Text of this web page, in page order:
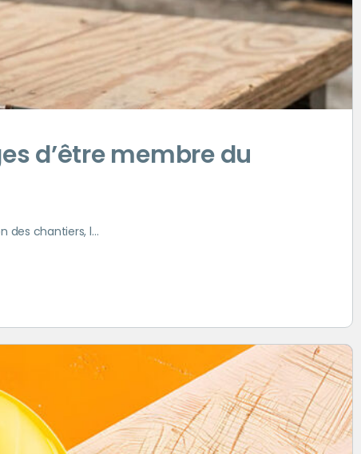
d’être membre du
des chantiers, l…